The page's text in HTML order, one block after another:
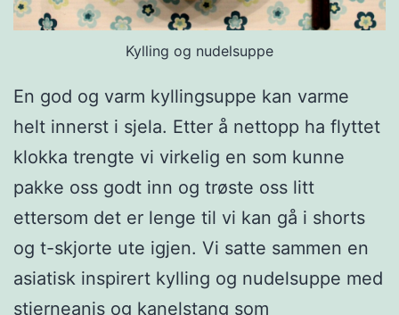
Kylling og nudelsuppe
En god og varm kyllingsuppe kan varme
helt innerst i sjela. Etter å nettopp ha flyttet
klokka trengte vi virkelig en som kunne
pakke oss godt inn og trøste oss litt
ettersom det er lenge til vi kan gå i shorts
og t-skjorte ute igjen. Vi satte sammen en
asiatisk inspirert kylling og nudelsuppe med
stjerneanis og kanelstang som